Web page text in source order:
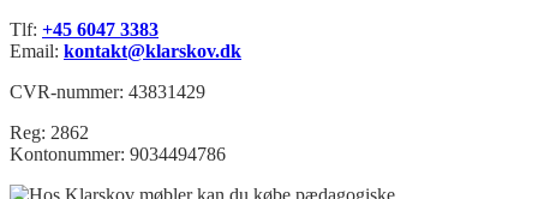
Tlf: +45 6047 3383
Email: kontakt@klarskov.dk
CVR-nummer: 43831429
Reg: 2862
Kontonummer: 9034494786